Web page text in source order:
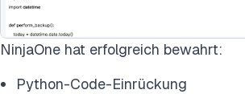
NinjaOne hat erfolgreich bewahrt:
Python-Code-Einrückung